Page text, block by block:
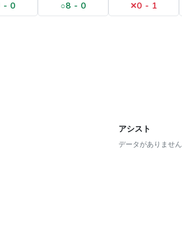
- 0 ○8 - 0 ✕0 - 1
アシスト
データがありません